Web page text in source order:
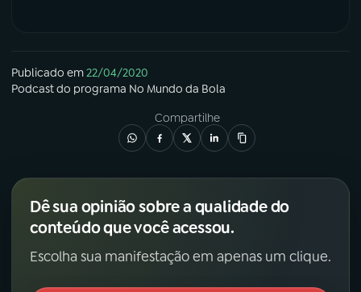
Publicado em22/04/2020
Podcastdo programa No Mundo da Bola
Compartilhe
Dê sua opinião sobre a qualidade do
conteúdo que você acessou.
Escolha sua manifestação em apenas um clique.